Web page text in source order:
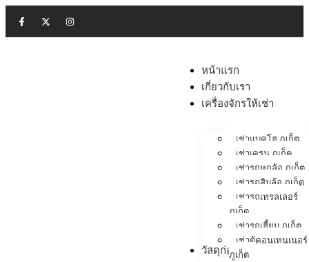
หน้าแรก
เกี่ยวกับเรา
เครื่องจักรให้เช่า
เช่าแบคโฮ ภูเก็ต
เช่าเครน ภูเก็ต
เช่ารถหกล้อ ภูเก็ต
เช่ารถสิบล้อ ภูเก็ต
เช่ารถเทรลเลอร์
ภูเก็ต
เช่ารถเฮี้ยบ ภูเก็ต
เช่าตู้คอนเทนเนอร์
ภูเก็ต
วัสดุก่อสร้าง